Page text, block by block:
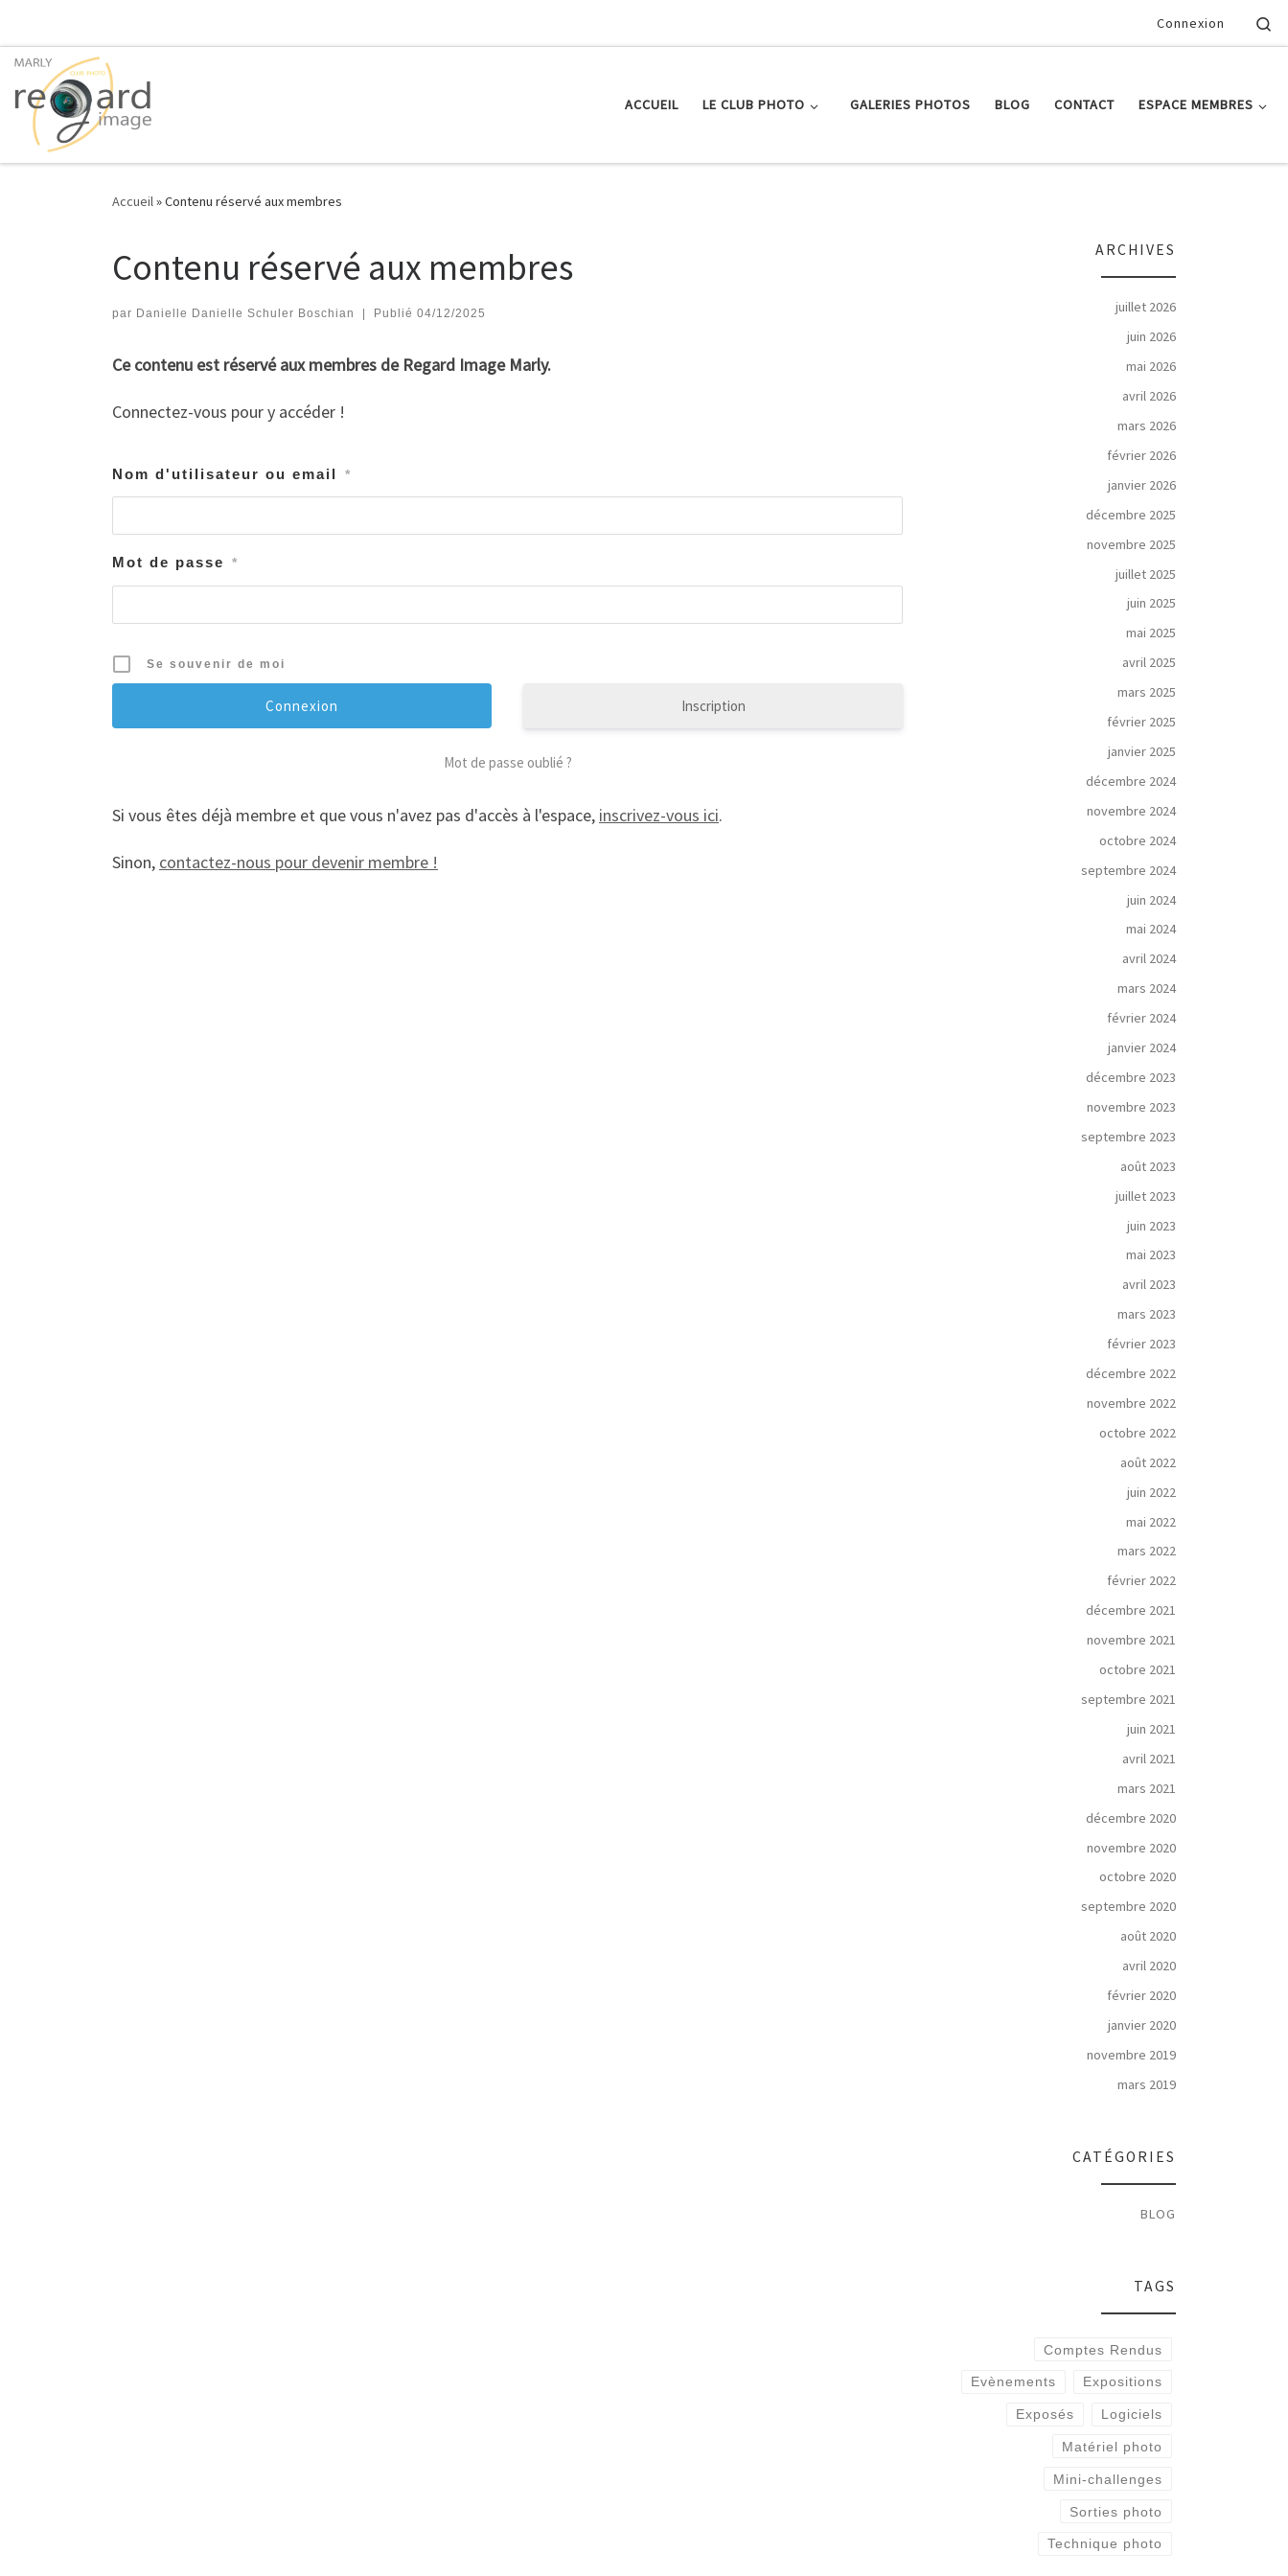
Connexion
ACCUEIL LE CLUB PHOTO GALERIES PHOTOS BLOG CONTACT ESPACE MEMBRES
Accueil»Contenu réservé aux membres
Contenu réservé aux membres
par Danielle Danielle Schuler Boschian | Publié 04/12/2025
Ce contenu est réservé aux membres de Regard Image Marly.
Connectez-vous pour y accéder !
Nom d'utilisateur ou email *
Mot de passe *
Se souvenir de moi
Inscription
Mot de passe oublié ?
Si vous êtes déjà membre et que vous n'avez pas d'accès à l'espace, inscrivez-vous ici.
Sinon, contactez-nous pour devenir membre !
ARCHIVES
juillet 2026
juin 2026
mai 2026
avril 2026
mars 2026
février 2026
janvier 2026
décembre 2025
novembre 2025
juillet 2025
juin 2025
mai 2025
avril 2025
mars 2025
février 2025
janvier 2025
décembre 2024
novembre 2024
octobre 2024
septembre 2024
juin 2024
mai 2024
avril 2024
mars 2024
février 2024
janvier 2024
décembre 2023
novembre 2023
septembre 2023
août 2023
juillet 2023
juin 2023
mai 2023
avril 2023
mars 2023
février 2023
décembre 2022
novembre 2022
octobre 2022
août 2022
juin 2022
mai 2022
mars 2022
février 2022
décembre 2021
novembre 2021
octobre 2021
septembre 2021
juin 2021
avril 2021
mars 2021
décembre 2020
novembre 2020
octobre 2020
septembre 2020
août 2020
avril 2020
février 2020
janvier 2020
novembre 2019
mars 2019
CATÉGORIES
BLOG
TAGS
Comptes Rendus
Evènements Expositions
Exposés Logiciels
Matériel photo
Mini-challenges
Sorties photo
Technique photo